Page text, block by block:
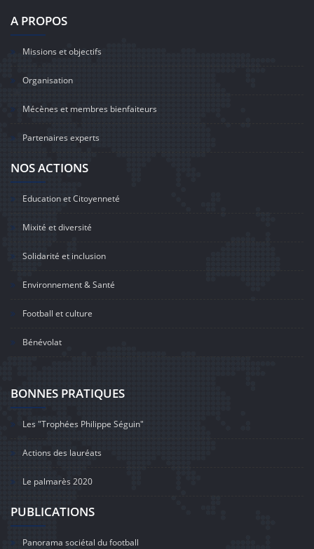
A PROPOS
Missions et objectifs
Organisation
Mécènes et membres bienfaiteurs
Partenaires experts
NOS ACTIONS
Education et Citoyenneté
Mixité et diversité
Solidarité et inclusion
Environnement & Santé
Football et culture
Bénévolat
BONNES PRATIQUES
Les "Trophées Philippe Séguin"
Actions des lauréats
Le palmarès 2020
PUBLICATIONS
Panorama sociétal du football